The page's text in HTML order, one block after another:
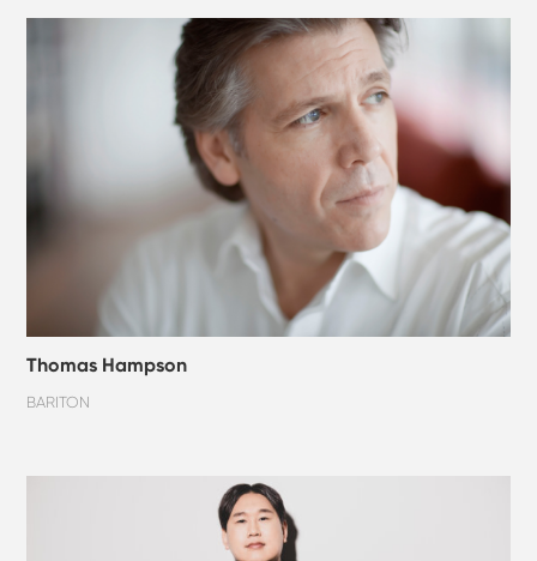
Thomas Hampson
BARITON